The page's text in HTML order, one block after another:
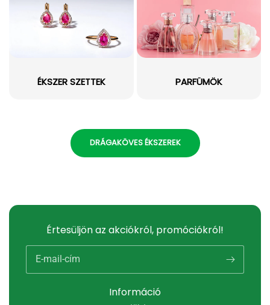
ÉKSZER SZETTEK PARFÜMÖK
DRÁGAKÖVES ÉKSZEREK
Információ
Értesüljön az akciókról, promóciókról!
E-mail-cím